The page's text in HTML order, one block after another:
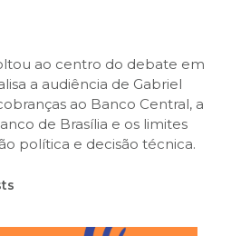
ao centro do debate em
a audiência de Gabriel
ao Banco Central, a
de Brasília e os limites
política e decisão técnica.